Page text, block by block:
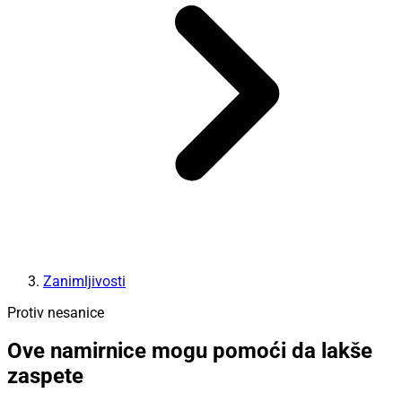
Zanimljivosti
Protiv nesanice
Ove namirnice mogu pomoći da lakše
zaspete